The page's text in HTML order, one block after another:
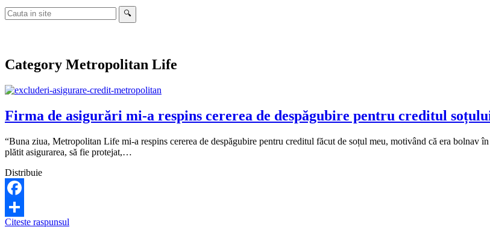
Cauta
in
🔍
Category Metropolitan Life
Firma de asigurări mi-a respins cererea de despăgubire pentru creditul
“Buna ziua, Metropolitan Life mi-a respins cererea de despăgubire pentru creditul făcut de soțul meu, motivând că era bolnav
plătit asigurarea, să fie protejat,…
Distribuie
Facebook
Citeste raspunsul